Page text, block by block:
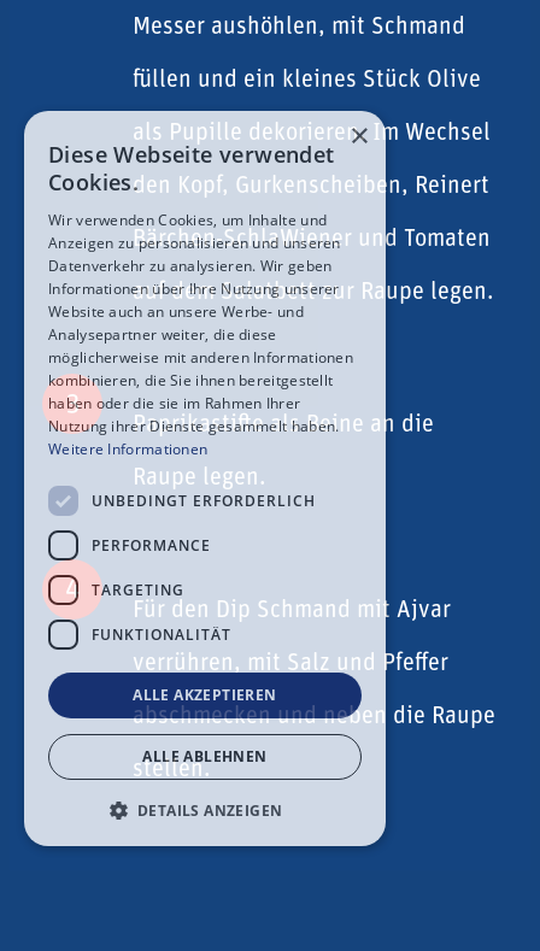
Messer aushöhlen, mit Schmand
füllen und ein kleines Stück Olive
als Pupille dekorieren. Im Wechsel
den Kopf, Gurkenscheiben, Reinert
Bärchen-SchlaWiener und Tomaten
auf dem Salatbett zur Raupe legen.
3
Paprikastifte als Beine an die
Raupe legen.
4
Für den Dip Schmand mit Ajvar
verrühren, mit Salz und Pfeffer
abschmecken und neben die Raupe
stellen.
×
Diese Webseite verwendet
Cookies.
Wir verwenden Cookies, um Inhalte und
Anzeigen zu personalisieren und unseren
Datenverkehr zu analysieren. Wir geben
Informationen über Ihre Nutzung unserer
Website auch an unsere Werbe- und
Analysepartner weiter, die diese
möglicherweise mit anderen Informationen
kombinieren, die Sie ihnen bereitgestellt
haben oder die sie im Rahmen Ihrer
Nutzung ihrer Dienste gesammelt haben.
Weitere Informationen
UNBEDINGT ERFORDERLICH
PERFORMANCE
TARGETING
FUNKTIONALITÄT
ALLE AKZEPTIEREN
ALLE ABLEHNEN
DETAILS ANZEIGEN